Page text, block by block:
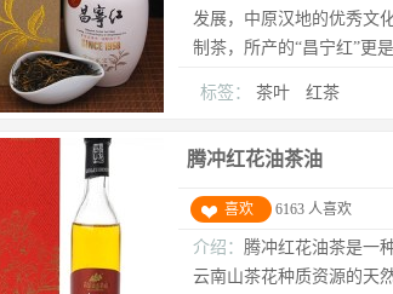
发展，中原汉地的优秀文
制茶，所产的“昌宁红”更
标签： 茶叶 红茶
腾冲红花油茶油
喜欢 6163 人喜欢
介绍： 腾冲红花油茶是一
云南山茶花种质资源的天